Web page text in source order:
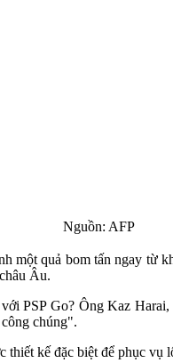
Nguồn: AFP
một quả bom tấn ngay từ
Âu.
PSP Go? Ông Kaz
chúng".
kế đặc biệt để phục vụ